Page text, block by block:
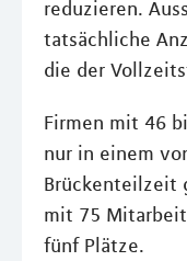
reduzieren.
tatsächliche
die der
Firmen mit 46
nur in einem
Brückenteilzeit
mit 75
fünf Plätze.